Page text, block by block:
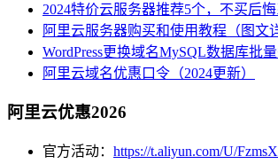
2024特价云服务器推荐5个，不买后悔
阿里云服务器购买和使用教程（图文
WordPress更换域名MySQL数据库批
阿里云域名优惠口令（2024更新）
阿里云优惠2026
官方活动： https://t.aliyun.com/U/